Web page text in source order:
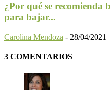
¿Por qué se recomienda
para bajar...
Carolina Mendoza - 28/04/2021
3 COMENTARIOS